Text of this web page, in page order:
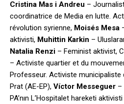
Cristina Mas i Andreu –
coordinatrice de Media en lutte.
révolution syrienne, Moisés Mesa
aktivisti, Muhittin Karkin –
Natalia Renzi – Feminist aktivist,
– Activiste quartier et du
Professeur. Activiste municipaliste
Prat (AE-EP), Víctor Messeguer –
PA’nın L’Hospitalet hareketi aktivisti